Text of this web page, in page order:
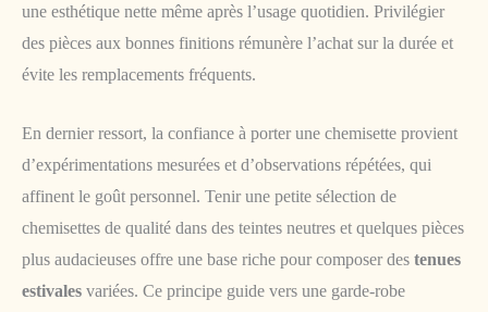
une esthétique nette même après l’usage quotidien. Privilégier
des pièces aux bonnes finitions rémunère l’achat sur la durée et
évite les remplacements fréquents.
En dernier ressort, la confiance à porter une chemisette provient
d’expérimentations mesurées et d’observations répétées, qui
affinent le goût personnel. Tenir une petite sélection de
chemisettes de qualité dans des teintes neutres et quelques pièces
plus audacieuses offre une base riche pour composer des tenues
estivales variées. Ce principe guide vers une garde-robe